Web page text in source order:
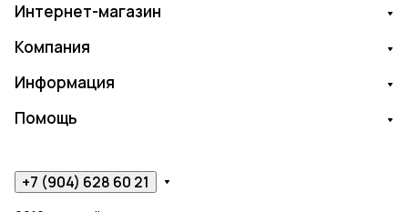
Интернет-магазин
Компания
Информация
Помощь
+7 (904) 628 60 21